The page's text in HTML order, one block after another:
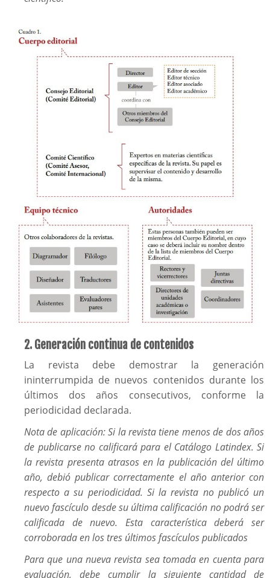
2. Generación continua de contenidos
La revista debe demostrar la generación
ininterrumpida de nuevos contenidos durante los
últimos dos años consecutivos, conforme la
periodicidad declarada.
Nota de aplicación: Si la revista tiene menos de dos años
de publicarse no calificará para el Catálogo Latindex. Si
la revista presenta atrasos en la publicación del último
año, debió publicar correctamente el año anterior con
respecto a su periodicidad. Si la revista no publicó un
nuevo fascículo desde su última calificación no podrá ser
calificada de nuevo. Esta característica deberá ser
corroborada en los tres últimos fascículos publicados
Para que una nueva revista sea tomada en cuenta para
evaluación, debe cumplir la siguiente cantidad de